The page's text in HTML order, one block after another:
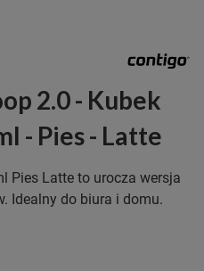
2.0 - Kubek
- Pies - Latte
Pies Latte to urocza wersja
Idealny do biura i domu.